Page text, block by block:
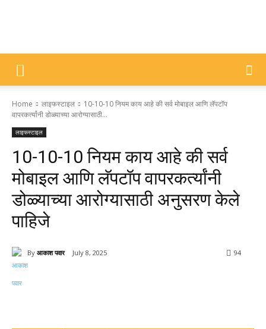
DIVYAJYOTI
SAMACHAR
Home लाइफस्टाइल
10-10-10 नियम काय आहे की सर्व मोबाइल आणि लॅपटॉप
वापरकर्त्यांनी डोळ्याच्या आरोग्यासाठी...
लाइफस्टाइल
10-10-10 नियम काय आहे की सर्व
मोबाइल आणि लॅपटॉप वापरकर्त्यांनी
डोळ्याच्या आरोग्यासाठी अनुसरण केले
पाहिजे
By आकाश पवार July 8, 2025 94